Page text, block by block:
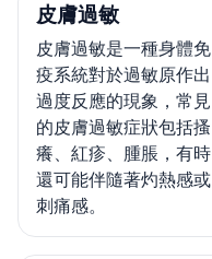
皮膚過敏
皮膚過敏是一種身體免
疫系統對於過敏原作出
過度反應的現象，常見
的皮膚過敏症狀包括搔
癢、紅疹、腫脹，有時
還可能伴隨著灼熱感或
刺痛感。